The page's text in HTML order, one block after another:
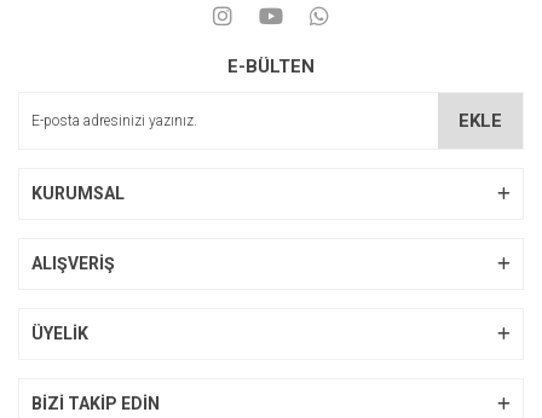
E-BÜLTEN
EKLE
KURUMSAL
ALIŞVERİŞ
ÜYELİK
BİZİ TAKİP EDİN